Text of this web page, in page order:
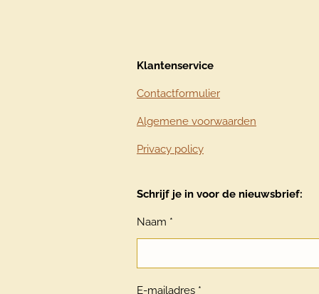
Klantenservice
Contactformulier
Algemene voorwaarden
Privacy policy
Schrijf je in voor de nieuwsbrief:
Naam *
E-mailadres *